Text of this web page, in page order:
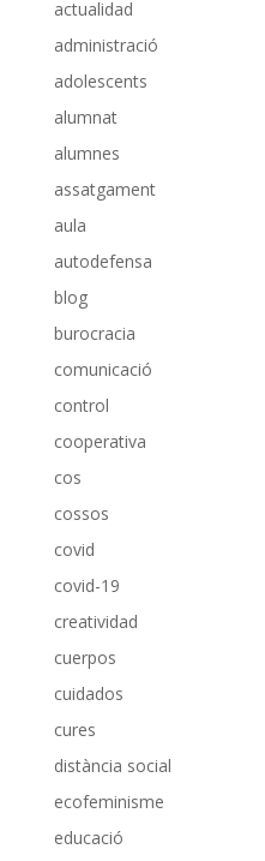
actualidad
administració
adolescents
alumnat
alumnes
assatgament
aula
autodefensa
blog
burocracia
comunicació
control
cooperativa
cos
cossos
covid
covid-19
creatividad
cuerpos
cuidados
cures
distància social
ecofeminisme
educació